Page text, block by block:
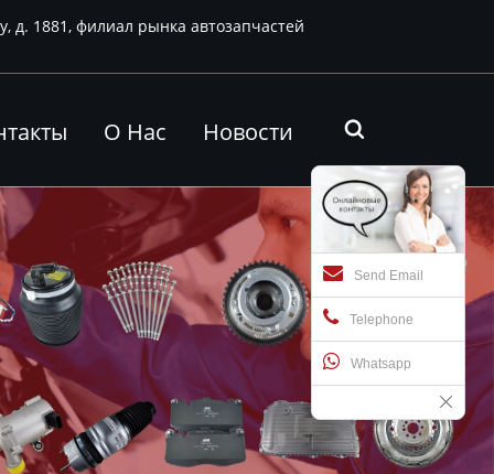
д. 1881, филиал рынка автозапчастей
О Нас Новости 
Send Email
Telephone
Whatsapp